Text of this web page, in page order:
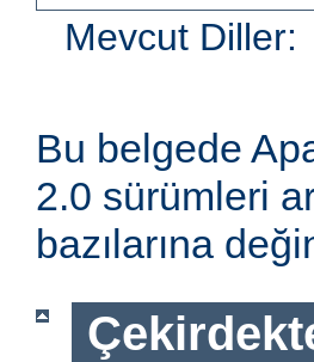
Mevcut Diller:
Bu belgede
2.0 sürümleri
bazılarına